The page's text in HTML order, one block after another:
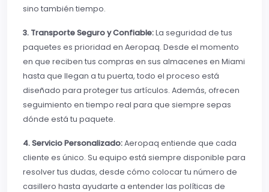
sino también tiempo.
3. Transporte Seguro y Confiable:La seguridad de tus
paquetes es prioridad en Aeropaq. Desde el momento
en que reciben tus compras en sus almacenes en Miami
hasta que llegan a tu puerta, todo el proceso está
diseñado para proteger tus artículos. Además, ofrecen
seguimiento en tiempo real para que siempre sepas
dónde está tu paquete.
4. Servicio Personalizado:Aeropaq entiende que cada
cliente es único. Su equipo está siempre disponible para
resolver tus dudas, desde cómo colocar tu número de
casillero hasta ayudarte a entender las políticas de